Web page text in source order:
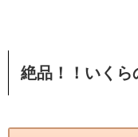
絶品！！いくら